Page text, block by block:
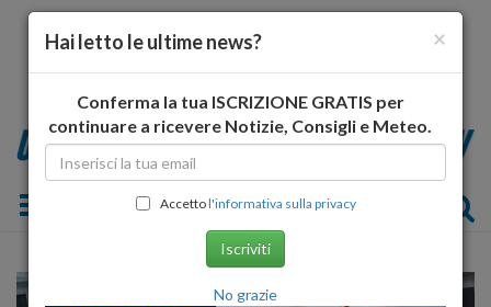
Toggle navigation
×
Hai letto le ultime news?
Conferma la tua ISCRIZIONE GRATIS per
continuare a ricevere Notizie, Consigli e Meteo.
Accettol'informativa sulla privacy
Iscriviti
No grazie